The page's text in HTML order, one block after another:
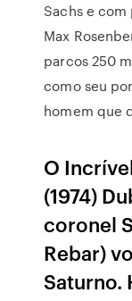
Sachs e
Max
parcos 250
como seu
homem que
O
(1974)
coronel
Rebar)
Saturno.